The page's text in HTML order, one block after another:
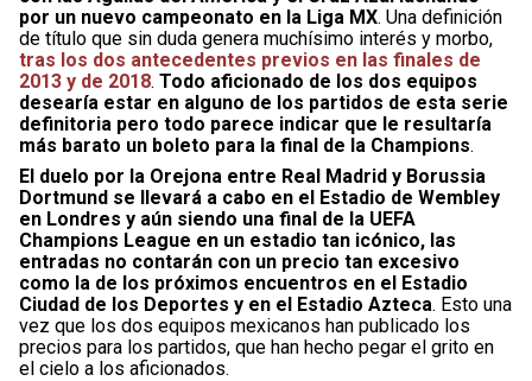
por un nuevo campeonato en la Liga MX. Una definición
de título que sin duda genera muchísimo interés y morbo,
tras los dos antecedentes previos en las finales de
2013 y de 2018. Todo aficionado de los dos equipos
desearía estar en alguno de los partidos de esta serie
definitoria pero todo parece indicar que le resultaría
más barato un boleto para la final de la Champions.
El duelo por la Orejona entre Real Madrid y Borussia
Dortmund se llevará a cabo en el Estadio de Wembley
en Londres y aún siendo una final de la UEFA
Champions League en un estadio tan icónico, las
entradas no contarán con un precio tan excesivo
como la de los próximos encuentros en el Estadio
Ciudad de los Deportes y en el Estadio Azteca. Esto una
vez que los dos equipos mexicanos han publicado los
precios para los partidos, que han hecho pegar el grito en
el cielo a los aficionados.